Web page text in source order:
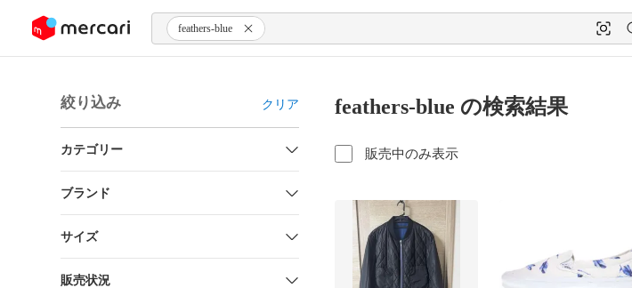
ツにスキップ feathers-blue
絞り込み クリア
カテゴリー
ブランド
サイズ
販売状況
feathers-blue の検索結果
販売中のみ表示